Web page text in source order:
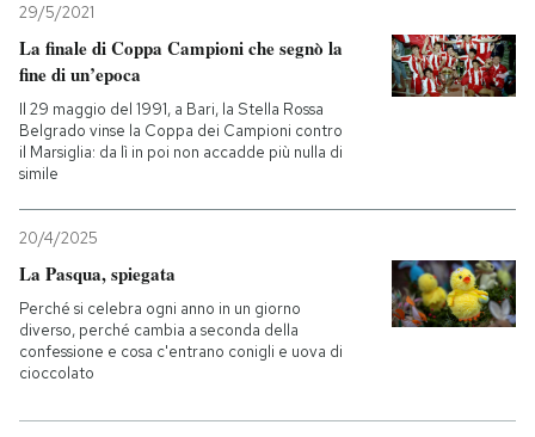
29/5/2021
La finale di Coppa Campioni che segnò la
fine di un’epoca
Il 29 maggio del 1991, a Bari, la Stella Rossa
Belgrado vinse la Coppa dei Campioni contro
il Marsiglia: da lì in poi non accadde più nulla di
simile
20/4/2025
La Pasqua, spiegata
Perché si celebra ogni anno in un giorno
diverso, perché cambia a seconda della
confessione e cosa c'entrano conigli e uova di
cioccolato